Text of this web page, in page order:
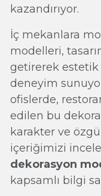
kazandırıyor.
İç mekanlara
modelleri,
getirerek
deneyim
ofislerde,
edilen bu
karakter ve
içeriğimizi
dekorasyon
kapsamlı bilgi